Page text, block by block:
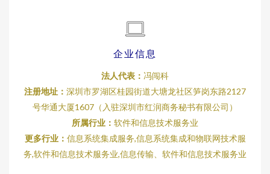
企业信息
法人代表： 冯闯科
注册地址： 深圳市罗湖区桂园街道大塘龙社区笋岗东路2127
号华通大厦1607（入驻深圳市红润商务秘书有限公司）
所属行业： 软件和信息技术服务业
更多行业： 信息系统集成服务,信息系统集成和物联网技术服
务,软件和信息技术服务业,信息传输、软件和信息技术服务业